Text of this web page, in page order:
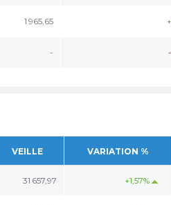
1 965,65
-
VEILLE VARIATION %
31 657,97 +1,57%